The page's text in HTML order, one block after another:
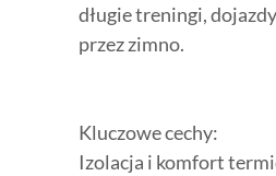
długie treningi,
przez zimno.
Kluczowe cechy:
Izolacja i komfort